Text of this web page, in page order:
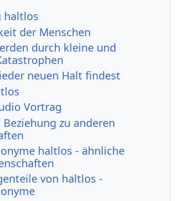
haltlos
der Menschen
durch kleine und
neuen Halt findest
Vortrag
zu anderen
haltlos - ähnliche
von haltlos -